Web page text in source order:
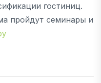
гостиниц.
пройдут семинары и